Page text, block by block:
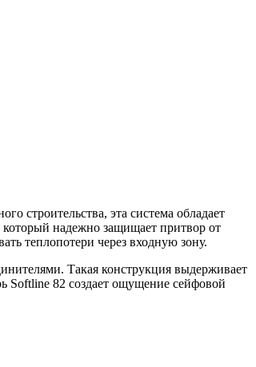
строительства, эта система обладает
надежно защищает притвор от
теплопотери через входную зону.
Такая конструкция выдерживает
Softline 82 создает ощущение сейфовой